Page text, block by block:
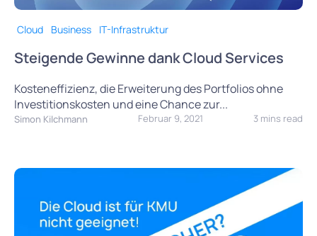
Cloud Business IT-Infrastruktur
Steigende Gewinne dank Cloud Services
Kosteneffizienz, die Erweiterung des Portfolios ohne
Investitionskosten und eine Chance zur...
Simon Kilchmann Februar 9, 2021 3 mins read